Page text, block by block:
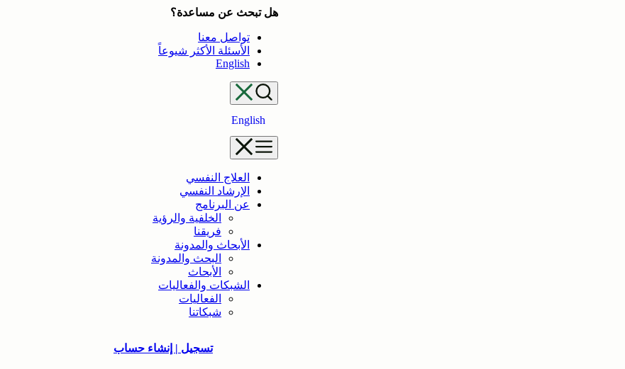
هل تبحث عن مساعدة؟
تواصل معنا
الأسئلة الأكثر شيوعاً
English
English
العلاج النفسي
الإرشاد النفسي
عن البرنامج
الخلفية والرؤية
فريقنا
الأبحاث والمدونة
البحث والمدونة
الأبحاث
الشبكات والفعاليات
الفعاليات
شبكاتنا
تسجيل | إنشاء حساب